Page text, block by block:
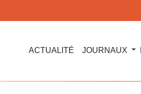
ACTUALITÉ JOURNAUX